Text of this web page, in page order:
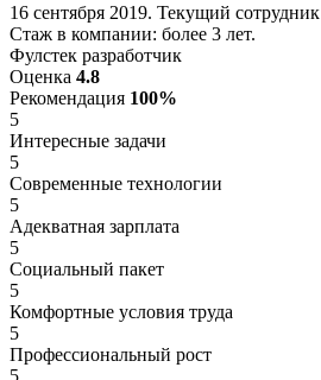
16 сентября 2019. Текущий сотрудник
Стаж в компании: более 3 лет.
Фулстек разработчик
Оценка 4.8
Рекомендация 100%
5
Интересные задачи
5
Современные технологии
5
Адекватная зарплата
5
Социальный пакет
5
Комфортные условия труда
5
Профессиональный рост
5